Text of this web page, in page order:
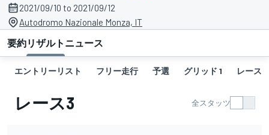
2021/09/10 to 2021/09/12
Autodromo Nazionale Monza, IT
要約リザルト ニュース
エントリーリスト フリー走行 予選 グリッド 1 レース1
レース3 全スタッツ